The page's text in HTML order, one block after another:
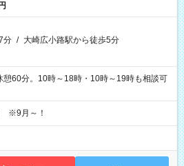
分 / 大崎広小路駅から徒歩5分
60分。10時～18時・10時～19時も相談可
※9月～！